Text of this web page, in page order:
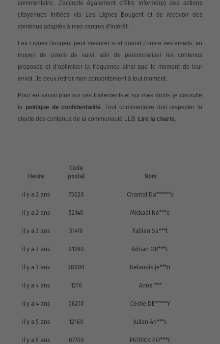
commentaire. J’accepte également d’être informé(e) des actions
citoyennes initiées via Les Lignes Bougent et de recevoir des
contenus adaptés à mes centres d’intérêt.
Les Lignes Bougent peut mesurer si et quand j’ouvre ses emails, au
moyen de pixels de suivi, afin de personnaliser les contenus
proposés et d’optimiser la fréquence ainsi que le moment de leur
envoi. Je peux retirer mon consentement à tout moment.
Pour en savoir plus sur ces traitements et sur mes droits, je consulte
la politique de confidentialité. Tout commentaire doit respecter la
charte des contenus de la communauté LLB. Lire la charte.
Heure
Code
postal
Nom
il y a 2 ans 75020 Chantal Da******c
il y a 2 ans 52140 Mickaël Né***e
il y a 3 ans 31410 Fabien Sa***t
il y a 3 ans 91280 Adrian OR***L
il y a 3 ans 38000 Delanoix je***n
il y a 4 ans 1210 Anne ***
il y a 4 ans 06210 Cécile DE*****Y
il y a 5 ans 12160 Julien An***s
il y a 5 ans 07700 PATRICK PO***E